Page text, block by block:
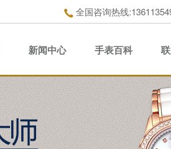
全国咨询热线
新闻中心 手表百科